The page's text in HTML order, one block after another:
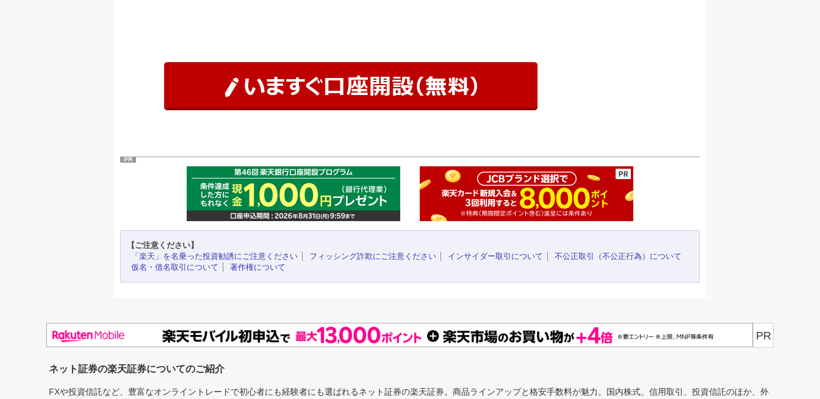
PR
【ご注意ください】
「楽天」を名乗った投資勧誘にご注意ください
フィッシング詐欺にご注意ください インサイダー取引について
不公正取引（不公正行為）について
仮名・借名取引について
著作権について
PR
ネット証券の楽天証券についてのご紹介
FXや投資信託など、豊富なオンライントレードで初心者にも経験者にも選ばれるネット証券の楽天証券。商品ラインアップと格安手数料が魅力。国内株式、信用取引、投資信託のほか、外